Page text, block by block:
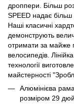
дроппери. Більш
SPEED надає більш
Наші класичні
демонструють
отримати за майже
велосипедів.
технології
майстерності
Алюмінієва
розміром 29